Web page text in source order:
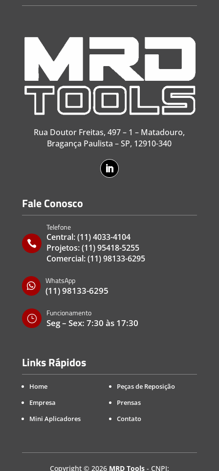
Rua Doutor Freitas, 497 – 1 – Matadouro,
Bragança Paulista – SP, 12910-340
Fale Conosco

Telefone
Central:(11) 4033-4104
Projetos:(11) 95418-5255
Comercial:(11) 98133-6295

WhatsApp
(11) 98133-6295
}
Funcionamento
Seg – Sex: 7:30 às 17:30
Links Rápidos
Home
Empresa
Mini Aplicadores
Peças de Reposição
Prensas
Contato
Copyright © 2026 MRD Tools- CNPJ: